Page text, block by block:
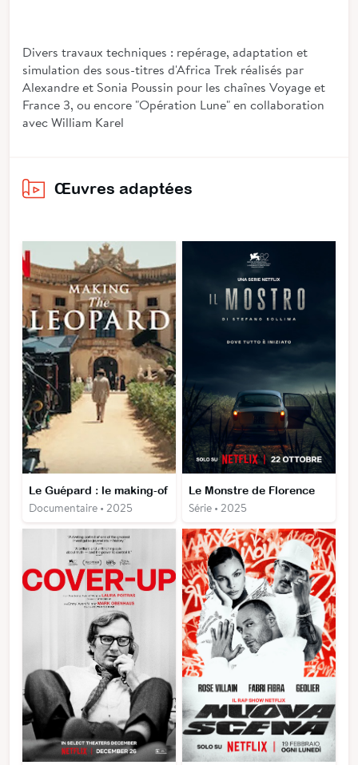
Divers travaux techniques : repérage, adaptation et
simulation des sous-titres d'Africa Trek réalisés par
Alexandre et Sonia Poussin pour les chaînes Voyage et
France 3, ou encore "Opération Lune" en collaboration
avec William Karel
Œuvres adaptées
Le Guépard : le making-of
Documentaire • 2025
Le Monstre de Florence
Série • 2025